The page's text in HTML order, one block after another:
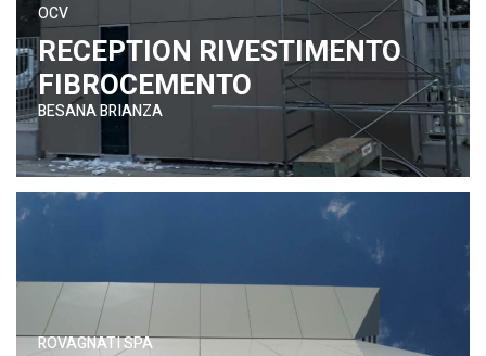
OCV
RECEPTION RIVESTIMENTO
FIBROCEMENTO
BESANA BRIANZA
ROVAGNATI SPA